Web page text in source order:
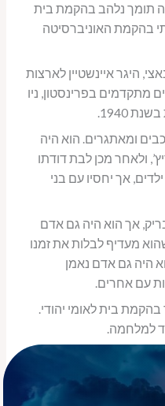
היה תומך נלהב בהקמת בית
בהקמת האוניברסיטה
הנאצי, היגר איינשטיין לארצות
מתקדמים בפרינסטון, ניו
1940.
ומאתגרים. הוא היה
ולאחר מכן לבת דודתו
אך יחסיו עם בני
אך הוא היה גם אדם
מעדיף לבלות את זמנו
היה גם אדם נאמן
עם אחרים.
בהקמת בית לאומי יהודי.
למלחמה.